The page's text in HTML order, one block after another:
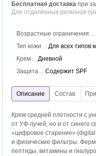
Бесплатная доставка при
Для отдалённых регионов
Возрастные ограничения
Тип кожи
Для всех типов
Крем
Дневной
Защита
Содержит SPF
Крем средней плотности с
от УФ-лучей, но и от синего
«цифровое старение»
и физические фильтры.
пептиды, витамины и